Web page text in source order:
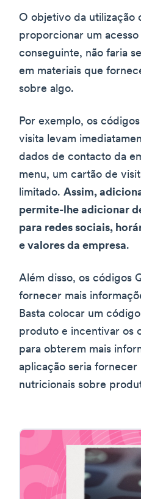
O objetivo da utilização
proporcionar um
conseguinte, não faria
em materiais que
sobre algo.
Por exemplo, os
visita levam
dados de contacto da
menu, um cartão de
limitado. Assim,
permite-lhe adicionar
para redes sociais,
e valores da empresa.
Além disso, os códigos
fornecer mais
Basta colocar um
produto e incentivar os
para obterem mais
aplicação seria fornecer
nutricionais sobre